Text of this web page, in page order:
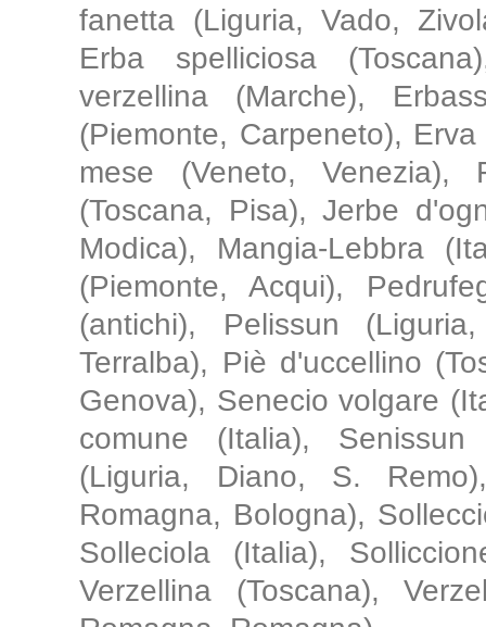
fanetta (Liguria, Vado,
Erba spelliciosa
verzellina (Marche),
(Piemonte, Carpeneto),
mese (Veneto, Venezia),
(Toscana, Pisa), Jerbe
Modica), Mangia-Lebbra
(Piemonte, Acqui),
(antichi), Pelissun
Terralba), Piè d'uccellino
Genova), Senecio volgare
comune (Italia),
(Liguria, Diano, S.
Romagna, Bologna),
Solleciola (Italia),
Verzellina (Toscana),